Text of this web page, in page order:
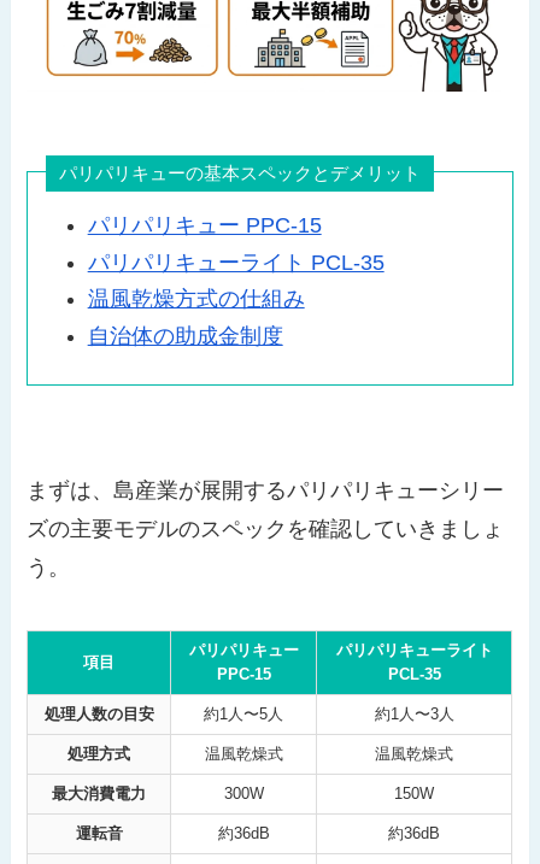
パリパリキューの基本スペックとデメリット
パリパリキュー PPC-15
パリパリキューライト PCL-35
温風乾燥方式の仕組み
自治体の助成金制度
まずは、島産業が展開するパリパリキューシリー
ズの主要モデルのスペックを確認していきましょ
う。
項目
パリパリキュー
PPC-15
パリパリキューライト
PCL-35
処理人数の目安 約1人〜5人 約1人〜3人
処理方式 温風乾燥式 温風乾燥式
最大消費電力 300W 150W
運転音 約36dB 約36dB